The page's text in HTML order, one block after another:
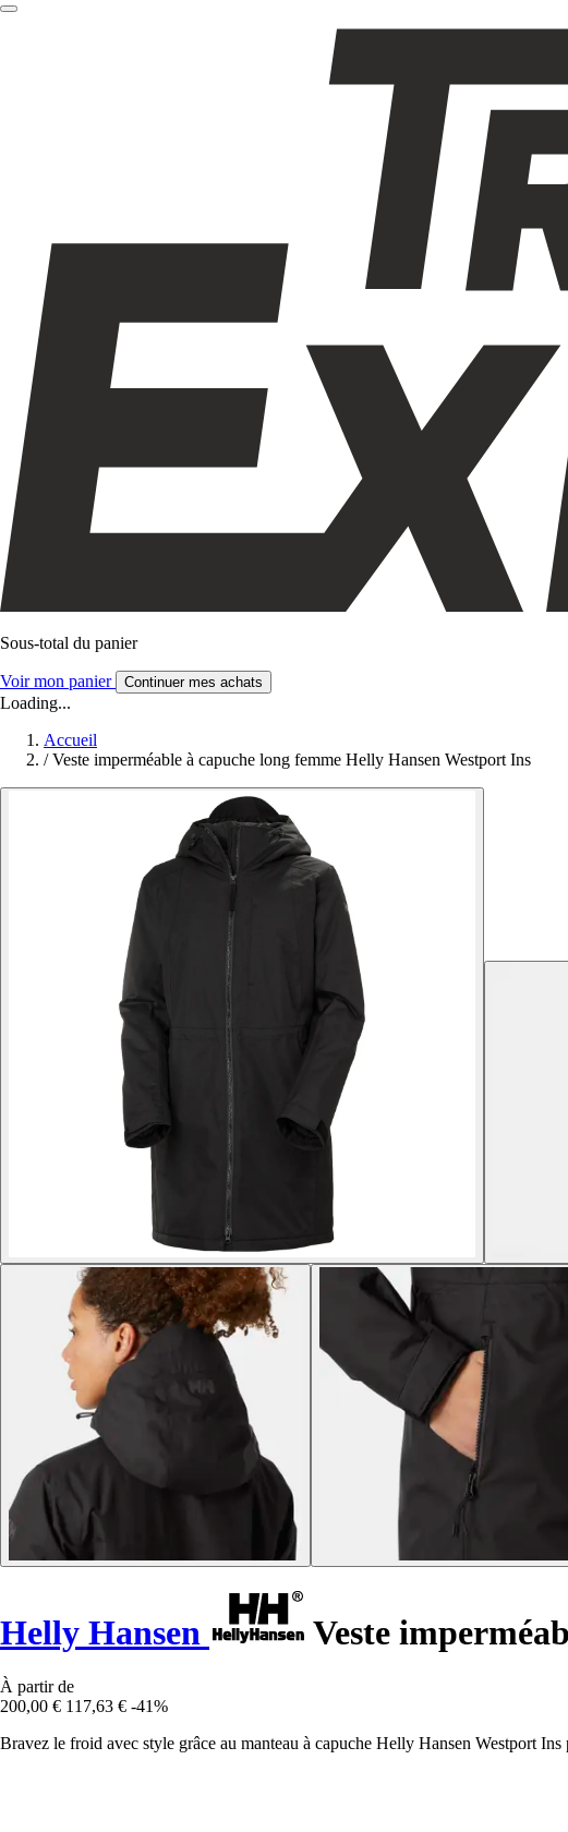
Sous-total du panier
Voir mon panier Continuer mes achats
Loading...
Accueil
/ Veste imperméable à capuche long femme Helly Hansen Westport Ins
Helly Hansen Veste
À partir de
200,00 € 117,63 € -41%
Bravez le froid avec style grâce au manteau à capuche Helly Hansen Westport